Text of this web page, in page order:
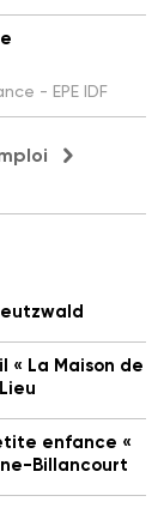
- EPE IDF
La Maison de
enfance «
Billancourt